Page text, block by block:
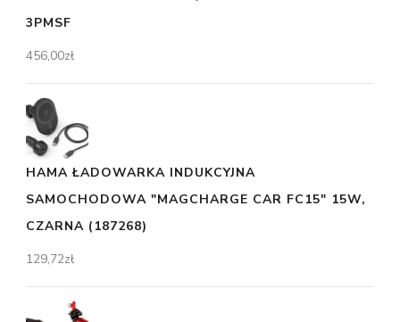
3PMSF
456,00zł
HAMA ŁADOWARKA INDUKCYJNA
SAMOCHODOWA "MAGCHARGE CAR FC15" 15W,
CZARNA (187268)
129,72zł